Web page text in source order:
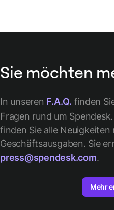
Sie möchten
In unseren F.A.Q. finden
Fragen rund um
finden Sie alle Neuigkeiten
Geschäftsausgaben. Sie
press@spendesk.com.
Mehr